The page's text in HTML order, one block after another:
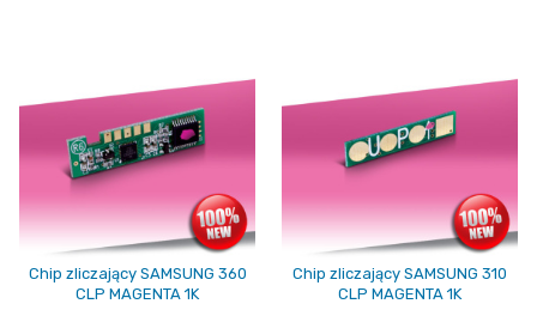
Chip zliczający SAMSUNG 360
CLP MAGENTA 1K
Chip zliczający SAMSUNG 310
CLP MAGENTA 1K